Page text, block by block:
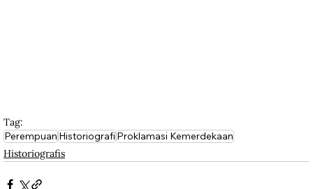
Tag:
PerempuanHistoriografiProklamasi Kemerdekaan
Historiografis